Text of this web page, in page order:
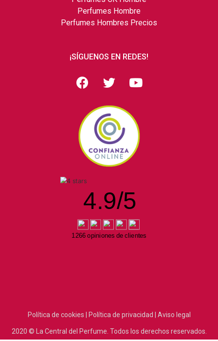
Perfumes Hombre
Perfumes Hombres Precios
¡SÍGUENOS EN REDES!
4.9/5
1266 opiniones de clientes
Política de cookies | Política de privacidad | Aviso legal
2020 © La Central del Perfume. Todos los derechos reservados.